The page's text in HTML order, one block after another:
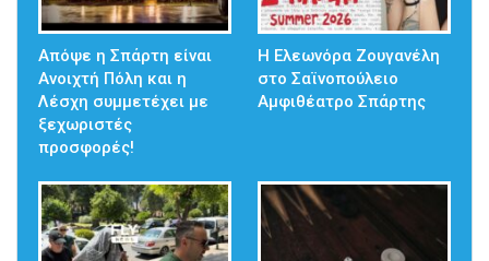
Απόψε η Σπάρτη είναι
Ανοιχτή Πόλη και η
Λέσχη συμμετέχει με
ξεχωριστές
προσφορές!
Η Ελεωνόρα Ζουγανέλη
στο Σαϊνοπούλειο
Αμφιθέατρο Σπάρτης